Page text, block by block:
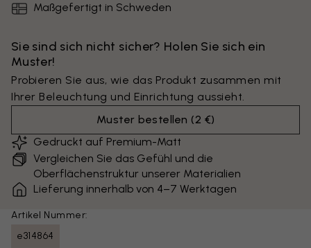
Maßgefertigt in Schweden
Sie sind sich nicht sicher? Holen Sie sich ein
Muster!
Probieren Sie aus, wie das Produkt zusammen mit
Ihrer Beleuchtung und Einrichtung aussieht.
Muster bestellen (2 €)
Gedruckt auf Premium-Matt
Vergleichen Sie das Gefühl und die
Oberflächenstruktur unserer Materialien
Lieferung innerhalb von 4–7 Werktagen
Artikel Nummer:
e314864